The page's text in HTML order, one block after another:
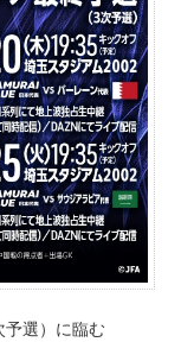
予選）に臨む